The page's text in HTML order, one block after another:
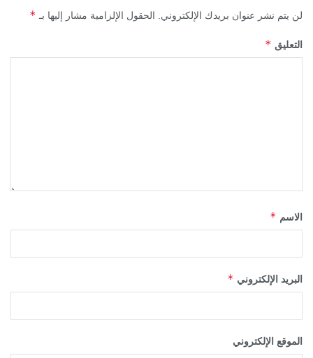
لن يتم نشر عنوان بريدك الإلكتروني. الحقول الإلزامية مشار إليها بـ *
التعليق *
الاسم *
البريد الإلكتروني *
الموقع الإلكتروني